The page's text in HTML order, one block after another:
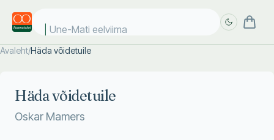
Une-Mati eelviimas
Avaleht/Häda võidetuile
Häda võidetuile
Oskar Mamers